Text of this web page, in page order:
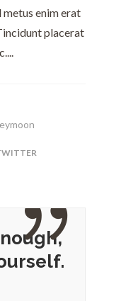
metus enim erat
placerat